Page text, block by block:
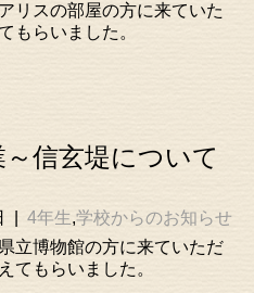
リスの部屋の方に来ていた
もらいました。
信玄堤について
4年生,学校からのお知らせ
立博物館の方に来ていただ
てもらいました。